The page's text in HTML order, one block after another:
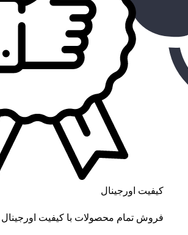
کیفیت اورجینال
فروش تمام محصولات با کیفیت اورجینال